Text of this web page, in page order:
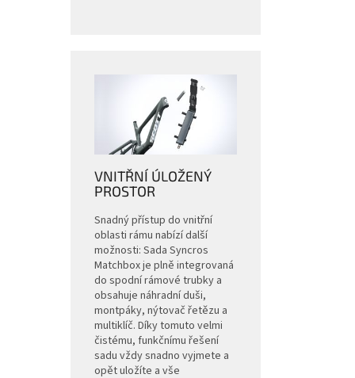
VNITŘNÍ ÚLOŽENÝ
PROSTOR
Snadný přístup do vnitřní
oblasti rámu nabízí další
možnosti: Sada Syncros
Matchbox je plně integrovaná
do spodní rámové trubky a
obsahuje náhradní duši,
montpáky, nýtovač řetězu a
multiklíč. Díky tomuto velmi
čistému, funkčnímu řešení
sadu vždy snadno vyjmete a
opět uložíte a vše